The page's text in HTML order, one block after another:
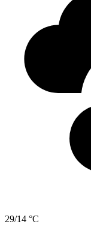
29/14 °C